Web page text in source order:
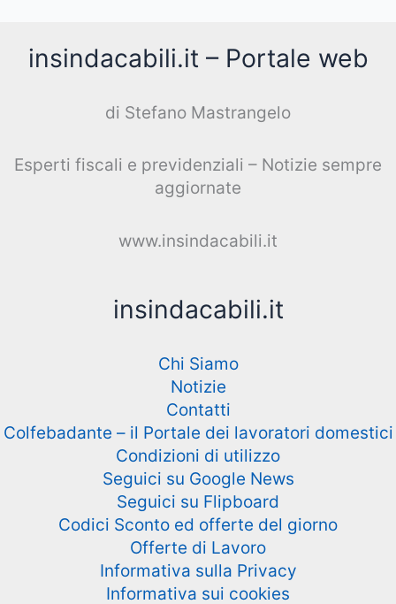
insindacabili.it – Portale web
di Stefano Mastrangelo
Esperti fiscali e previdenziali – Notizie sempre
aggiornate
www.insindacabili.it
insindacabili.it
Chi Siamo
Notizie
Contatti
Colfebadante – il Portale dei lavoratori domestici
Condizioni di utilizzo
Seguici su Google News
Seguici su Flipboard
Codici Sconto ed offerte del giorno
Offerte di Lavoro
Informativa sulla Privacy
Informativa sui cookies